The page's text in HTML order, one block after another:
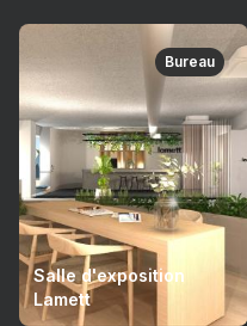
Bureau
Salle d'exposition
Lamett